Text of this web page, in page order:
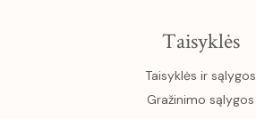
Taisyklės
Taisyklės ir sąlygos
Gražinimo sąlygos